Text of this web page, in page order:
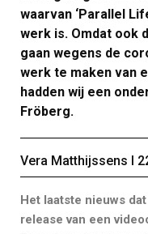
waarvan ‘Parallel
werk is. Omdat ook
gaan wegens de
werk te maken van
hadden wij een
Fröberg.
Vera Matthijssens Ι
Het laatste nieuws
release van een